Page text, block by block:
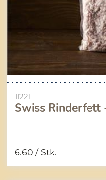
11221
Swiss Rinderfett
6.60 / Stk.